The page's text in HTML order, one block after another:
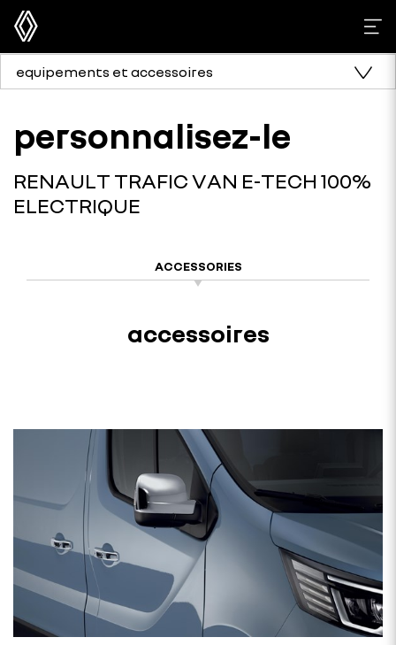
equipements et accessoires
personnalisez-le
RENAULT TRAFIC VAN E-TECH 100%
ELECTRIQUE
ACCESSORIES
accessoires